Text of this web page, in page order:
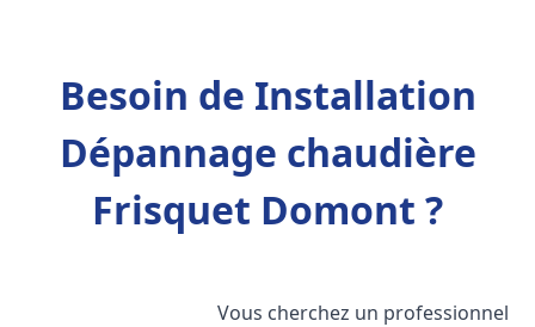
Besoin de Installation
Dépannage chaudière
Frisquet Domont ?
Vous cherchez un professionnel